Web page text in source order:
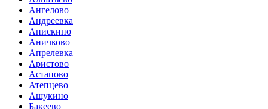
Ангелово
Андреевка
Анискино
Аничково
Апрелевка
Аристово
Астапово
Атепцево
Ашукино
Бакеево